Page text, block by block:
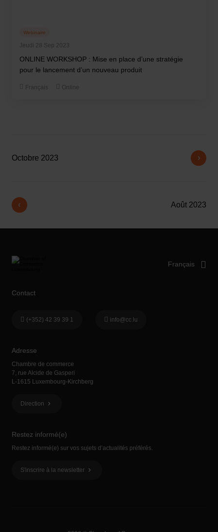
Jeudi 28 Sep 2023
Webinaire
ONLINE WORKSHOP : Mise en place d’une stratégie
pour le lancement d’un nouveau produit
Français Online
Août 2023
Octobre 2023
Restez informé(e)
Restez informé(e) sur vos sujets d’actualités préférés.
S'inscrire à la newsletter
Adresse
Chambre de commerce
7, rue Alcide de Gasperi
L-1615 Luxembourg-Kirchberg
Direction
Contact
(+352) 42 39 39 1 info@cc.lu